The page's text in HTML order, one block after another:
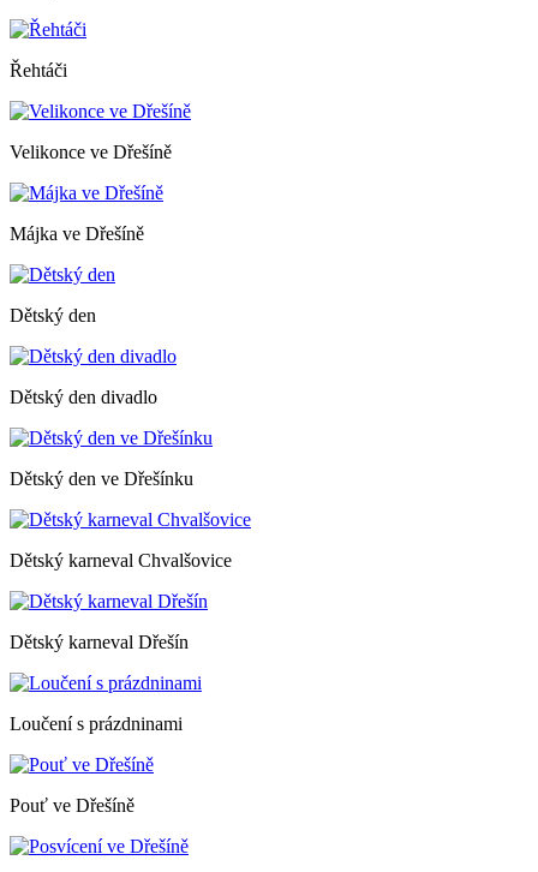
Řehtáči
Velikonce ve Dřešíně
Májka ve Dřešíně
Dětský den
Dětský den divadlo
Dětský den ve Dřešínku
Dětský karneval Chvalšovice
Dětský karneval Dřešín
Loučení s prázdninami
Pouť ve Dřešíně